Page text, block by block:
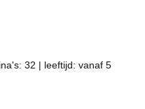
32 | leeftijd: vanaf 5